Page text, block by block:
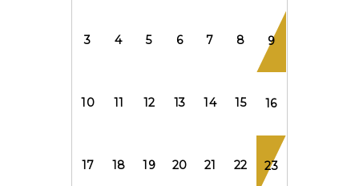
3 4 5 6 7 8 9
10 11 12 13 14 15 16
17 18 19 20 21 22 23